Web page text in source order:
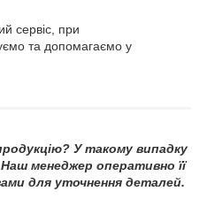
сервіс, при
та допомагаємо у
У такому випадку
менеджер оперативно її
для уточнення деталей.